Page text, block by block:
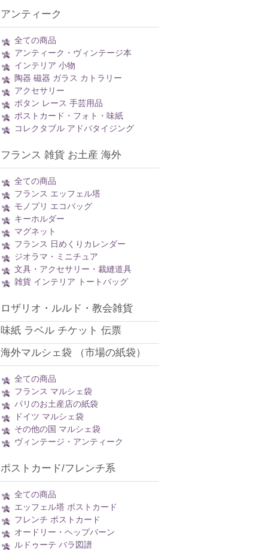
アンティーク
全ての商品
アンティーク・ヴィンテージ本
インテリア 小物
陶器 磁器 ガラス カトラリー
アクセサリー
ボタン レース 手芸用品
ポストカード・フォト・味紙
コレクタブル アドバタイジング
フランス 雑貨 お土産 海外
全ての商品
フランス エッフェル塔
モノプリ エコバッグ
キーホルダー
マグネット
フランス 日めくりカレンダー
ジオラマ・ミニチュア
文具・アクセサリー・裁縫道具
雑貨 インテリア トートバッグ
ロザリオ・ルルド・教会雑貨
味紙 ラベル チケット 伝票
海外マルシェ袋 （市場の紙袋）
全ての商品
フランス マルシェ袋
パリのお土産店の紙袋
ドイツ マルシェ袋
その他の国 マルシェ袋
ヴィンテージ・アンティーク
ポストカード/フレンチ系
全ての商品
エッフェル塔 ポストカード
フレンチ ポストカード
オードリー・ヘップバーン
ルドゥーテ バラ図譜